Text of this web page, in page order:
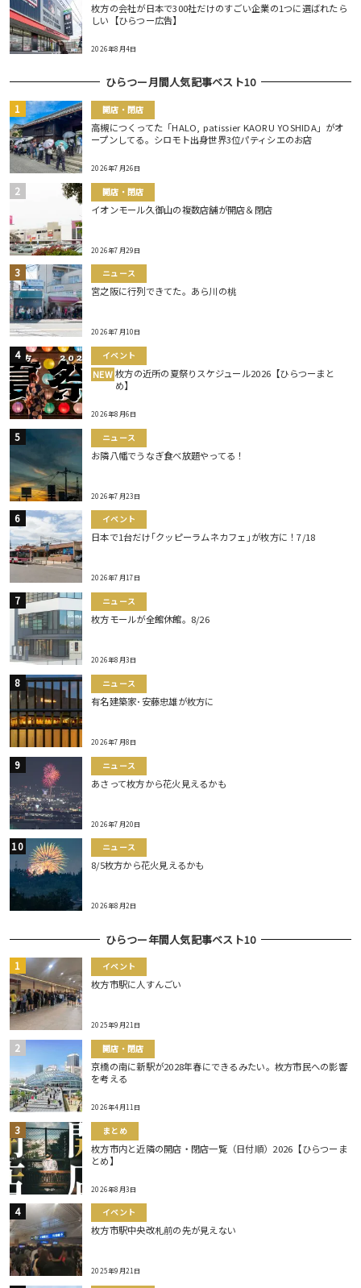
枚方の会社が日本で300社だけのすごい企業の1つに選ばれたら
しい【ひらつー広告】
2026年8月4日
ひらつー月間人気記事ベスト10
開店・閉店
高槻につくってた「HALO, patissier KAORU YOSHIDA」がオ
ープンしてる。シロモト出身世界3位パティシエのお店
2026年7月26日
開店・閉店
イオンモール久御山の複数店舗が開店＆閉店
2026年7月29日
ニュース
宮之阪に行列できてた。あら川の桃
2026年7月10日
イベント
NEW 枚方の近所の夏祭りスケジュール2026【ひらつーまと
め】
2026年8月6日
ニュース
お隣八幡でうなぎ食べ放題やってる！
2026年7月23日
イベント
日本で1台だけ｢クッピーラムネカフェ｣が枚方に！7/18
2026年7月17日
ニュース
枚方モールが全館休館。8/26
2026年8月3日
ニュース
有名建築家･安藤忠雄が枚方に
2026年7月8日
ニュース
あさって枚方から花火見えるかも
2026年7月20日
ニュース
8/5枚方から花火見えるかも
2026年8月2日
ひらつー年間人気記事ベスト10
イベント
枚方市駅に人すんごい
2025年9月21日
開店・閉店
京橋の南に新駅が2028年春にできるみたい。枚方市民への影響
を考える
2026年4月11日
まとめ
枚方市内と近隣の開店・閉店一覧（日付順）2026【ひらつーま
とめ】
2026年8月3日
イベント
枚方市駅中央改札前の先が見えない
2025年9月21日